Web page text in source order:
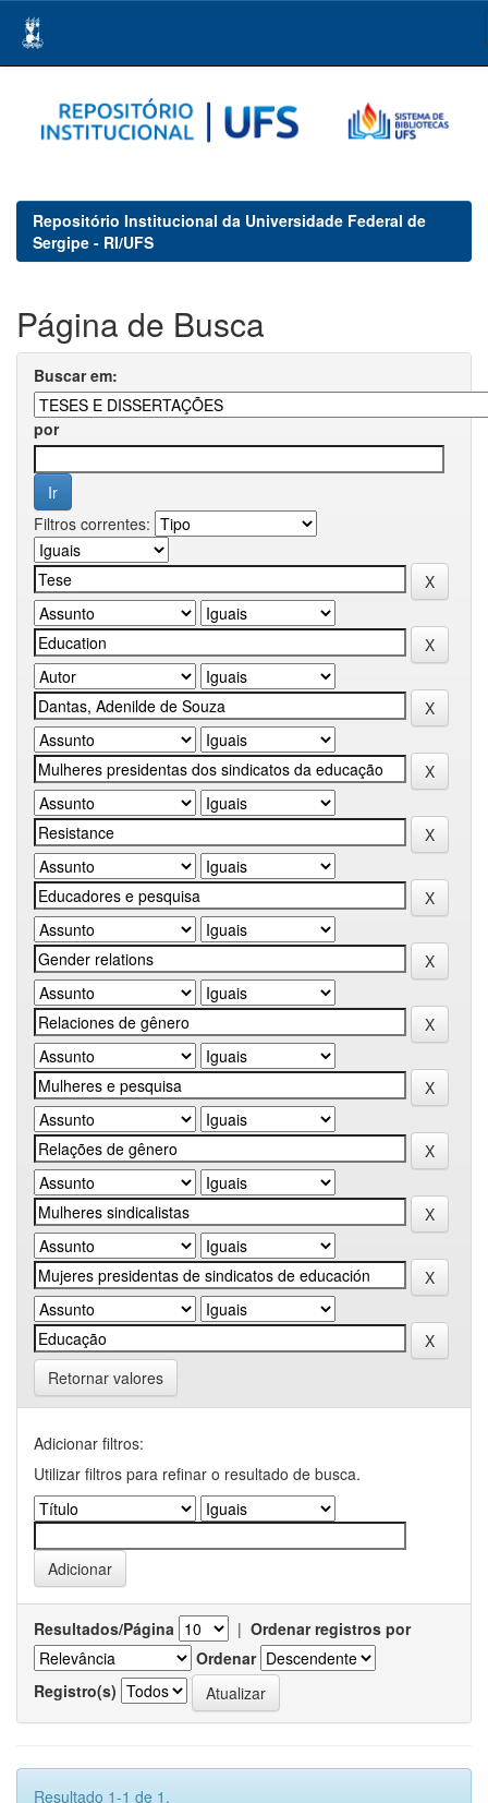
navigation
Repositório Institucional da Universidade Federal de
Sergipe - RI/UFS
Página de Busca
Buscar em:
por
Filtros correntes:
Retornar valores
Adicionar filtros:
Utilizar filtros para refinar o resultado de busca.
Resultados/Página | Ordenar registros por
Ordenar
Registro(s)
Resultado 1-1 de 1.